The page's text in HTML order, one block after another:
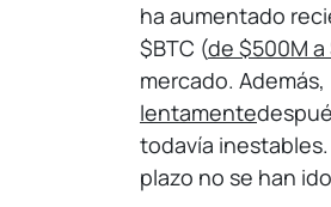
ha aumentado
$BTC (de $500M a
mercado.
lentamente
todavía
plazo no se han